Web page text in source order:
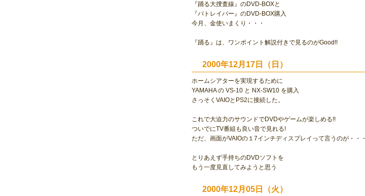
『踊る大捜査線』のDVD-BOXと
『パトレイバー』のDVD-BOX購入
今月、金使いまくり・・・
『踊る』は、ワンポイント解説付きで見るのがGood!!
2000年12月17日（日）
ホームシアターを実現するために
YAMAHA の VS-10 と NX-SW10 を購入
さっそくVAIOとPS2に接続した。
これで大迫力のサウンドでDVDやゲームが楽しめる!!
ついでにTV番組も良い音で見れる!
ただ、画面がVAIOの１7インチディスプレイって言うのが・・・
とりあえず手持ちのDVDソフトを
もう一度見直してみようと思う
2000年12月05日（火）